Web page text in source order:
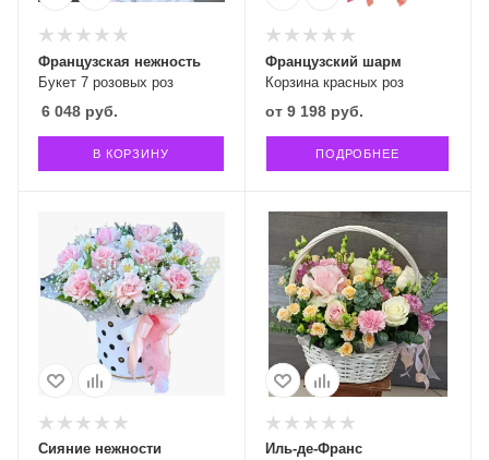
Букет 7 розовых роз
Французская нежность
6 048 руб.
В КОРЗИНУ
Корзина красных роз
Французский шарм
от 9 198 руб.
ПОДРОБНЕЕ
Сияние нежности Иль-де-Франс